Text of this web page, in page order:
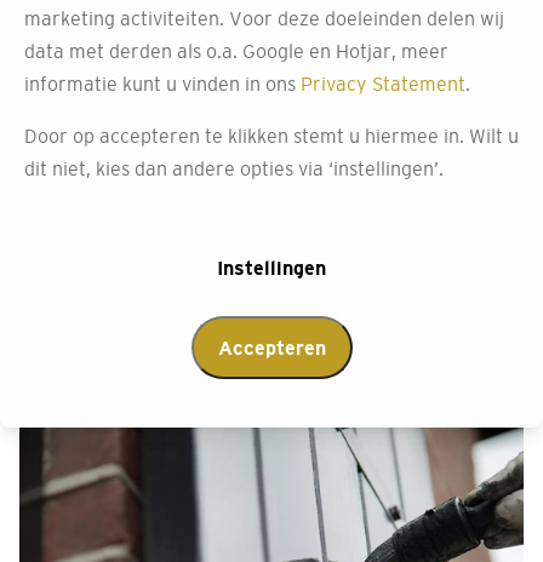
ons gratis productadvies
Het kiezen van het juiste product voor je muren kan een
uitdagende taak zijn. Het materiaal, de afwerking en
duurzaamheid zijn slechts enkele factoren die
biedt daarom gratis productadvies aan.
Afspraak maken
marketing activiteiten. Voor deze doeleinden delen wij
data met derden als o.a. Google en Hotjar, meer
informatie kunt u vinden in ons Privacy Statement
Door op accepteren te klikken stemt u hiermee in. Wilt u
dit niet, kies dan andere opties via ‘instellingen’.
Instellingen
Accepteren